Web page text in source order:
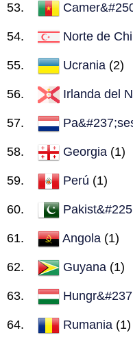
Norte de
Ucrania (2)
Irlanda del
Georgia (1)
Perú (1)
Angola (1)
Guyana (1)
Rumania (1)